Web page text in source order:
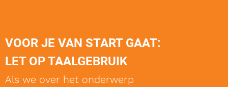
VOOR JE VAN START GAAT:
LET OP TAALGEBRUIK
Als we over het onderwerp